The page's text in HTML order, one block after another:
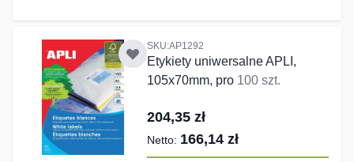
SKU:AP1292
Etykiety uniwersalne APLI,
105x70mm, pro 100 szt.
204,35 zł
166,14 zł